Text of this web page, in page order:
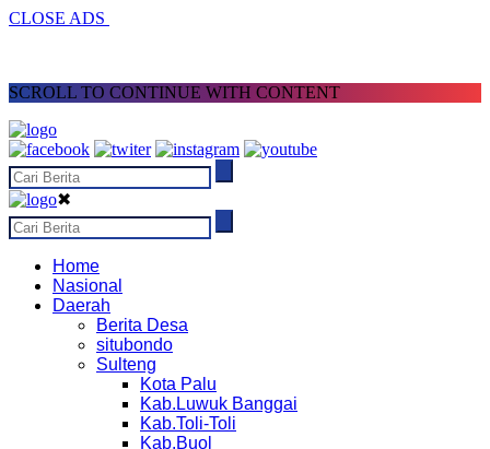
CLOSE ADS
SCROLL TO CONTINUE WITH CONTENT
✖
Home
Nasional
Daerah
Berita Desa
situbondo
Sulteng
Kota Palu
Kab.Luwuk Banggai
Kab.Toli-Toli
Kab.Buol